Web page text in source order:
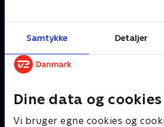
Samtykke Detaljer
Dine data og cookies
Vi bruger egne cookies og
4. marts
Andre så også